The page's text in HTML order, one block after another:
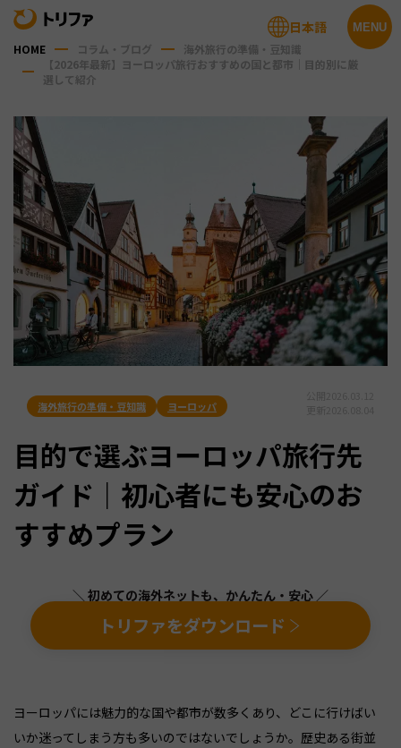
MENU
日本語
HOME コラム・ブログ
海外旅行の準備・豆知識
【2026年最新】ヨーロッパ旅行おすすめの国と都市｜目的別に厳
選して紹介
海外旅行の準備・豆知識 ヨーロッパ
目的で選ぶヨーロッパ旅行先
ガイド｜初心者にも安心のお
すすめプラン
＼ 初めての海外ネットも、かんたん・安心 ／
トリファをダウンロード
ヨーロッパには魅力的な国や都市が数多くあり、どこに行けばい
いか迷ってしまう方も多いのではないでしょうか。歴史ある街並